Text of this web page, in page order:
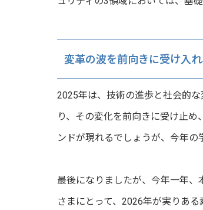
変革の波を前向きに受け入
2025年は、技術の進歩と社会的
り、その変化を前向きに受け止
ンドが現れるでしょうが、今年の
最後になりましたが、今年一年
さまにとって、2026年が実りある